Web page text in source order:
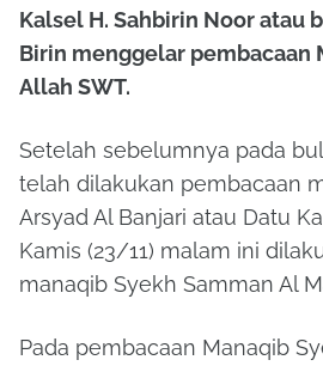
Kalsel H. Sahbirin Noor atau
Birin menggelar pembacaan
Allah SWT.
Setelah sebelumnya pada
telah dilakukan pembacaan
Arsyad Al Banjari atau Datu
Kamis (23/11) malam ini
manaqib Syekh Samman Al
Pada pembacaan Manaqib